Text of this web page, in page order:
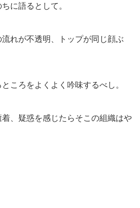
に語るとして。
れが不透明、トップが同じ顔ぶ
ころをよくよく吟味するべし。
、疑惑を感じたらそこの組織はや